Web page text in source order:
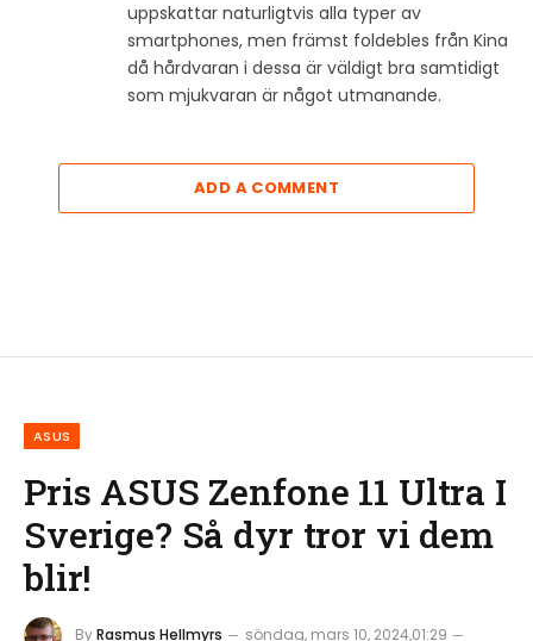
uppskattar naturligtvis alla typer av
smartphones, men främst foldebles från Kina
då hårdvaran i dessa är väldigt bra samtidigt
som mjukvaran är något utmanande.
ADD A COMMENT
ASUS
Pris ASUS Zenfone 11 Ultra I
Sverige? Så dyr tror vi dem
blir!
ByRasmus Hellmyrs
söndag, mars 10, 2024,01:29